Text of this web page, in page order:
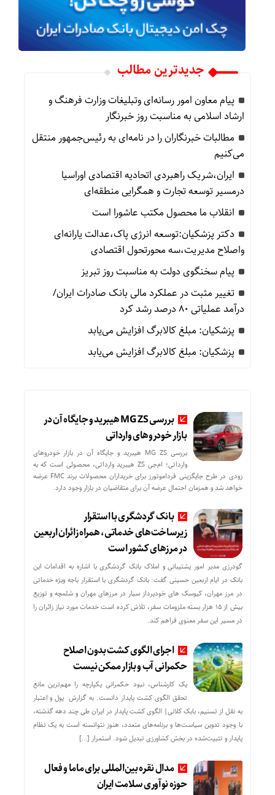
جدیدترین مطالب
پیام معاون امور رسانه‌ای وتبلیغات وزارت فرهنگ و
ارشاد اسلامی به مناسبت روز خبرنگار
مطالبات خبرنگاران را در نامه‌ای به رئیس‌جمهور منتقل
می‌کنیم
ایران،شریک راهبردی اتحادیه اقتصادی اوراسیا
درمسیر توسعه تجارت و همگرایی منطقه‌ای
انقلاب ما محصول مکتب عاشورا است
دکتر پزشکیان:توسعه انرژی پاک،عدالت یارانه‌ای
واصلاح مدیریت،سه محورتحول اقتصادی
پیام سخنگوی دولت به مناسبت روز تبریز
تغییر مثبت در عملکرد مالی بانک صادرات ایران/
درآمد عملیاتی 80 درصد رشد کرد
پزشکیان: مبلغ کالابرگ افزایش می‌یابد
پزشکیان: مبلغ کالابرگ افزایش می‌یابد
بررسی MG ZS هیبرید و جایگاه آن در
بازار خودروهای وارداتی
بررسی MG ZS هیبرید و جایگاه آن در بازار خودروهای
وارداتی؛ ام‌جی ZS هیبرید وارداتی، محصولی است که به
زودی در طرح جایگزینی فرداموتورز برای خریداران محصولات برند FMC عرضه
خواهد شد و همزمان احتمال عرضه آن برای متقاضیان در بازار وجود دارد.
بانک گردشگری با استقرار
زیرساخت‌های خدماتی، همراه زائران اربعین
در مرزهای کشور است
گودرزی مدیر امور پشتیبانی و املاک بانک گردشگری با اشاره به اقدامات این
بانک در ایام اربعین حسینی گفت: بانک گردشگری با استقرار باجه ویژه خدماتی
در مرز مهران، کیوسک های خودپرداز سیار در مرزهای مهران و شلمچه و توزیع
بیش از ۱۵ هزار بسته ملزومات سفر، تلاش کرده است خدمات مورد نیاز زائران را
در مسیر این سفر معنوی فراهم کند.
اجرای الگوی کشت بدون اصلاح
حکمرانی آب و بازار ممکن نیست
یک کارشناس، نبود حکمرانی یکپارچه را مهم‌ترین مانع
تحقق الگوی کشت پایدار دانست. به گزارش پول و اعتبار
به نقل از تسنیم، بابک کلانی| الگوی کشت پایدار در ایران طی چند دهه گذشته،
با وجود تدوین سیاست‌ها و برنامه‌های متعدد، هنوز نتوانسته است به یک نظام
پایدار و تثبیت‌شده در بخش کشاورزی تبدیل شود. استمرار […]
مدال نقره بین‌المللی برای ماما و فعال
حوزه نوآوری سلامت ایران